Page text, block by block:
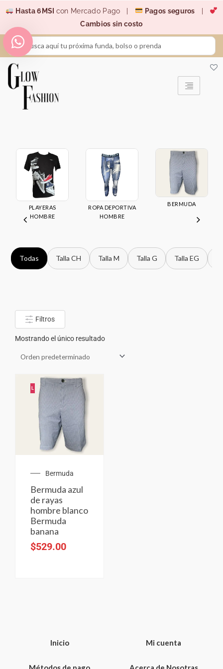
contenido
Hasta 6MSI con Mercado Pago | Pagos seguros
Cambios sin costo
Search
...
PLAYERAS
HOMBRE
ROPA DEPORTIVA
HOMBRE
BERMUDA
Todas Talla CH Talla M Talla G Talla EG
Filtros
Mostrando el único resultado
L
Bermuda
Bermuda azul
de rayas
hombre blanco
Bermuda
banana
$529.00
Inicio Mi cuenta